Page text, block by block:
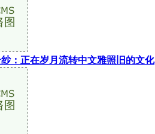
：正在岁月流转中文雅照旧的文化